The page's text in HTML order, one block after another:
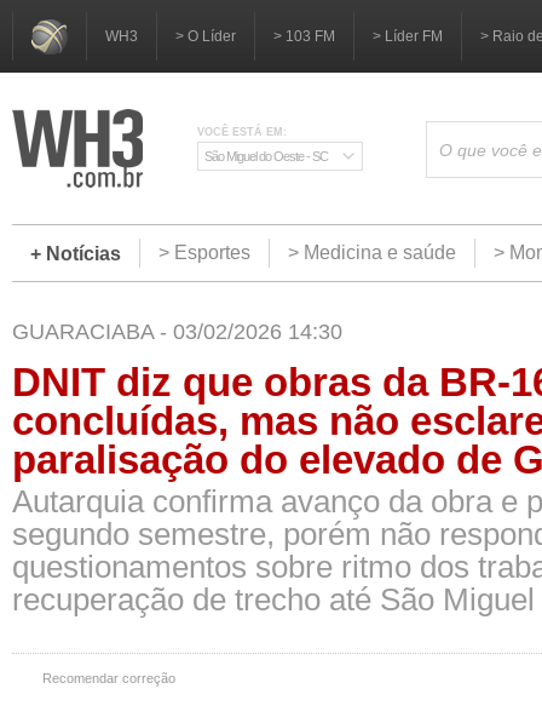
WH3 > O Líder > 103 FM > Líder FM > Raio
VOCÊ ESTÁ EM:
São Miguel do Oeste - SC
+ Notícias > Esportes > Medicina e saúde >
GUARACIABA - 03/02/2026 14:30
DNIT diz que obras da BR-
concluídas, mas não
paralisação do elevado de
Autarquia confirma avanço da obra e
segundo semestre, porém não
questionamentos sobre ritmo dos
recuperação de trecho até São
Recomendar correção